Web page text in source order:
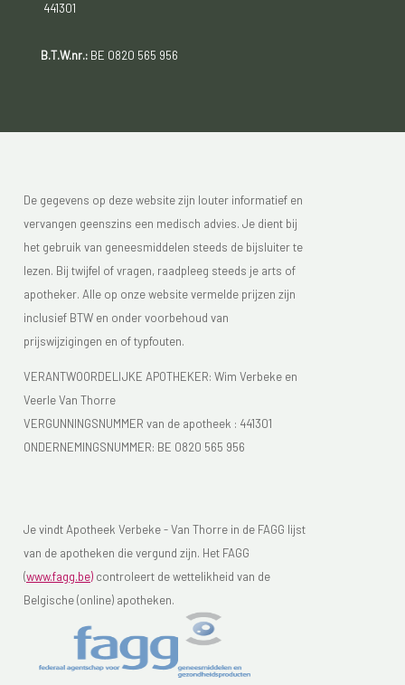
441301
B.T.W.nr.:BE 0820 565 956
De gegevens op deze website zijn louter informatief en
vervangen geenszins een medisch advies. Je dient bij
het gebruik van geneesmiddelen steeds de bijsluiter te
lezen. Bij twijfel of vragen, raadpleeg steeds je arts of
apotheker. Alle op onze website vermelde prijzen zijn
inclusief BTW en onder voorbehoud van
prijswijzigingen en of typfouten.
VERANTWOORDELIJKE APOTHEKER: Wim Verbeke en
Veerle Van Thorre
VERGUNNINGSNUMMER van de apotheek : 441301
ONDERNEMINGSNUMMER: BE 0820 565 956
Je vindt Apotheek Verbeke - Van Thorre in de FAGG lijst
van de apotheken die vergund zijn. Het FAGG
(www.fagg.be) controleert de wettelikheid van de
Belgische (online) apotheken.